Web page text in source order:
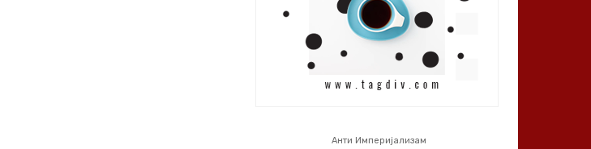
Анти Империјализам